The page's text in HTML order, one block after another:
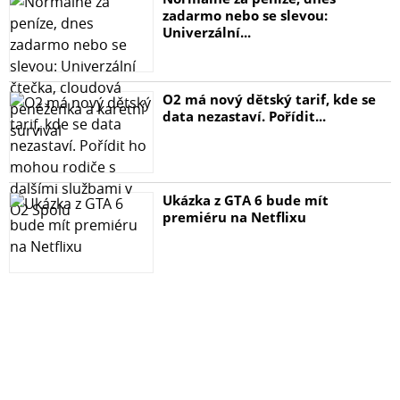
zadarmo nebo se slevou:
Univerzální...
O2 má nový dětský tarif, kde se
data nezastaví. Pořídit...
Ukázka z GTA 6 bude mít
premiéru na Netflixu